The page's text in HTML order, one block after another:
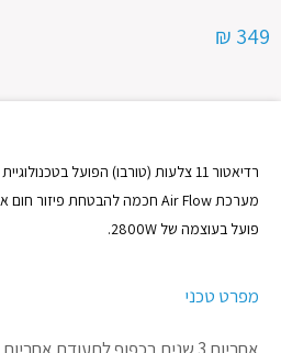
349 ₪
רדיאטור 11 צלעות (טורבו) הפועל בטכנולוגיית ה-Oil Filled Heating (מילוי שמן).
מערכת Air Flow חכמה להבטחת פיזור חום אחיד בחלל החדר.
פועל בעוצמה של 2800W.
מפרט טכני
אחריות 3 שנים בכפוף לתעודת אחריות